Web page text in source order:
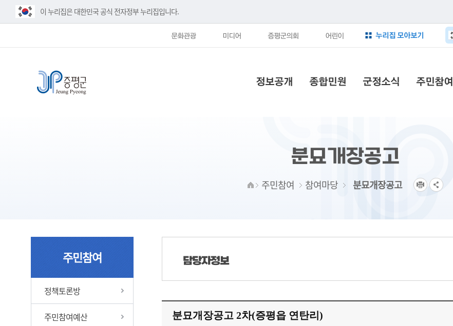
이 누리집은 대한민국 공식 전자정부 누리집입니다.
문화관광 미디어 증평군의회 어린이 누리집 모아보기
정보공개 종합민원 군정소식 주민참여
분묘개장공고
주민참여 참여마당 분묘개장공고
주민참여
정책토론방
주민참여예산
담당자정보
분묘개장공고 2차(증평읍 연탄리)